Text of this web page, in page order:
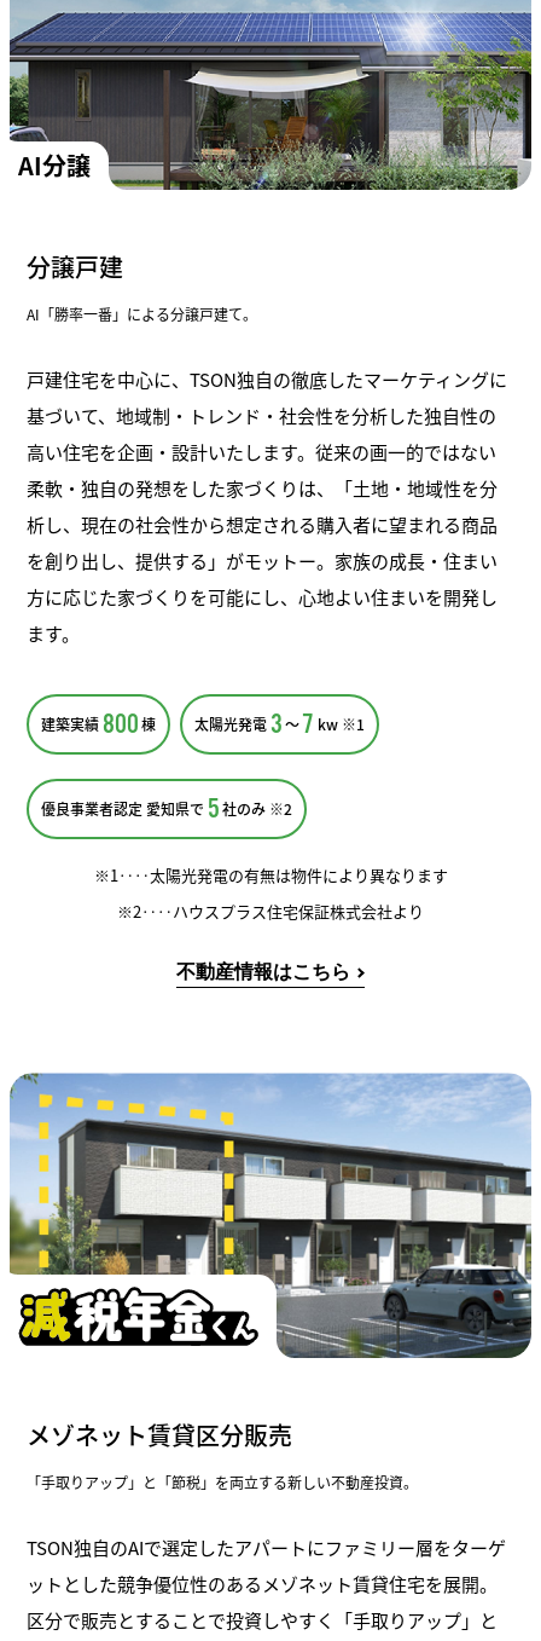
AI分譲
分譲戸建
AI「勝率一番」による分譲戸建て。
戸建住宅を中心に、TSON独自の徹底したマーケティングに
基づいて、地域制・トレンド・社会性を分析した独自性の
高い住宅を企画・設計いたします。従来の画一的ではない
柔軟・独自の発想をした家づくりは、「土地・地域性を分
析し、現在の社会性から想定される購入者に望まれる商品
を創り出し、提供する」がモットー。家族の成長・住まい
方に応じた家づくりを可能にし、心地よい住まいを開発し
ます。
建築実績 800棟 太陽光発電3〜7 kw ※1
優良事業者認定 愛知県で 5社のみ ※2
※1‥‥太陽光発電の有無は物件により異なります
※2‥‥ハウスプラス住宅保証株式会社より
不動産情報はこちら
メゾネット賃貸区分販売
「手取りアップ」と「節税」を両立する新しい不動産投資。
TSON独自のAIで選定したアパートにファミリー層をターゲ
ットとした競争優位性のあるメゾネット賃貸住宅を展開。
区分で販売とすることで投資しやすく「手取りアップ」と